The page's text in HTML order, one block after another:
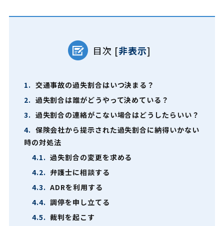
目次 [非表示]
1. 交通事故の過失割合はいつ決まる？
2. 過失割合は誰がどうやって決めている？
3. 過失割合の連絡がこない場合はどうしたらいい？
4. 保険会社から提示された過失割合に納得いかない
時の対処法
4.1. 過失割合の変更を求める
4.2. 弁護士に相談する
4.3. ADRを利用する
4.4. 調停を申し立てる
4.5. 裁判を起こす